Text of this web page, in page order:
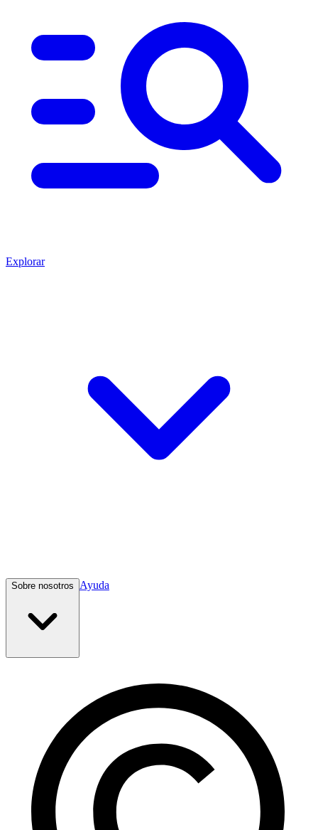
Explorar
Sobre nosotros Ayuda